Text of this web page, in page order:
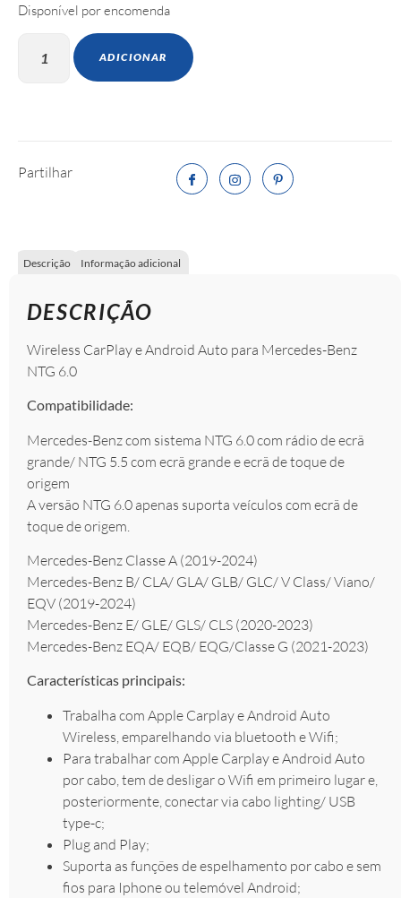
Disponível por encomenda
ADICIONAR
Partilhar
Descrição Informação adicional
DESCRIÇÃO
Wireless CarPlay e Android Auto para Mercedes-Benz
NTG 6.0
Compatibilidade:
Mercedes-Benz com sistema NTG 6.0 com rádio de ecrã
grande/ NTG 5.5 com ecrã grande e ecrã de toque de
origem
A versão NTG 6.0 apenas suporta veículos com ecrã de
toque de origem.
Mercedes-Benz Classe A (2019-2024)
Mercedes-Benz B/ CLA/ GLA/ GLB/ GLC/ V Class/ Viano/
EQV (2019-2024)
Mercedes-Benz E/ GLE/ GLS/ CLS (2020-2023)
Mercedes-Benz EQA/ EQB/ EQG/Classe G (2021-2023)
Características principais:
Trabalha com Apple Carplay e Android Auto
Wireless, emparelhando via bluetooth e Wifi;
Para trabalhar com Apple Carplay e Android Auto
por cabo, tem de desligar o Wifi em primeiro lugar e,
posteriormente, conectar via cabo lighting/ USB
type-c;
Plug and Play;
Suporta as funções de espelhamento por cabo e sem
fios para Iphone ou telemóvel Android;